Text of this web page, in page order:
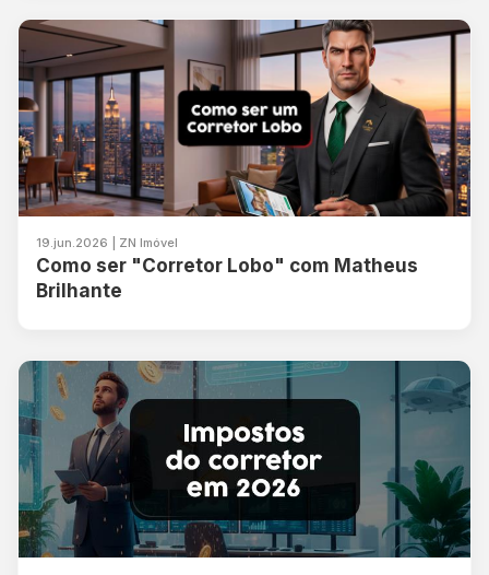
19.jun.2026 | ZN Imóvel
Como ser "Corretor Lobo" com Matheus
Brilhante